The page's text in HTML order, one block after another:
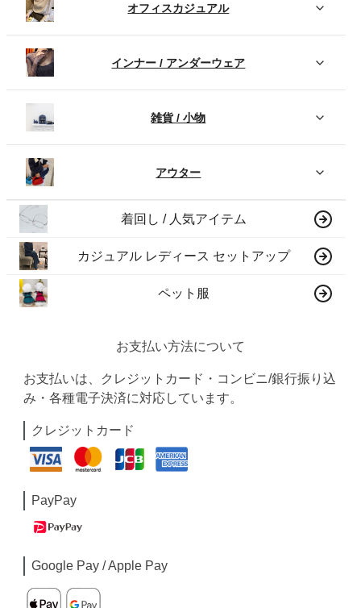
オフィスカジュアル
インナー / アンダーウェア
雑貨 / 小物
アウター
着回し / 人気アイテム
カジュアル レディース セットアップ
ペット服
お支払い方法について
お支払いは、クレジットカード・コンビニ/銀行振り込
み・各種電子決済に対応しています。
クレジットカード
PayPay
Google Pay / Apple Pay